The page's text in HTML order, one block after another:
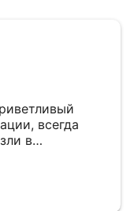
всегда
в